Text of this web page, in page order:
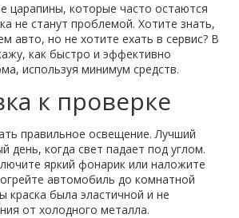
царапины, которые часто остаются
не станут проблемой. Хотите знать,
авто, но не хотите ехать в сервис? В
как быстро и эффективно
используя минимум средств.
к проверке
правильное освещение. Лучший
день, когда свет падает под углом.
яркий фонарик или наложите
автомобиль до комнатной
краска была эластичной и не
от холодного металла.